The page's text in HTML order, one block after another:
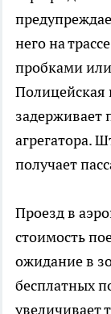
него на
пробками
Полицейская
задерживает
агрегатора.
получает
Проезд в
стоимость
ожидание в
бесплатных
увеличивает